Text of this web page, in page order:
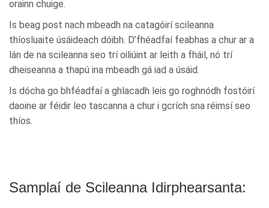
orainn chuige.
Is beag post nach mbeadh na catagóirí scileanna
thíosluaite úsáideach dóibh. D’fhéadfaí feabhas a chur ar a
lán de na scileanna seo trí oiliúint ar leith a fháil, nó trí
dheiseanna a thapú ina mbeadh gá iad a úsáid.
Is dócha go bhféadfaí a ghlacadh leis go roghnódh fostóirí
daoine ar féidir leo tascanna a chur i gcrích sna réimsí seo
thíos.
Samplaí de Scileanna Idirphearsanta: